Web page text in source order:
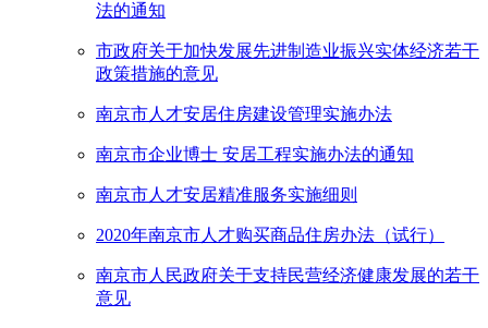
法的通知
市政府关于加快发展先进制造业振兴实体经济若干
政策措施的意见
南京市人才安居住房建设管理实施办法
南京市企业博士 安居工程实施办法的通知
南京市人才安居精准服务实施细则
2020年南京市人才购买商品住房办法（试行）
南京市人民政府关于支持民营经济健康发展的若干
意见